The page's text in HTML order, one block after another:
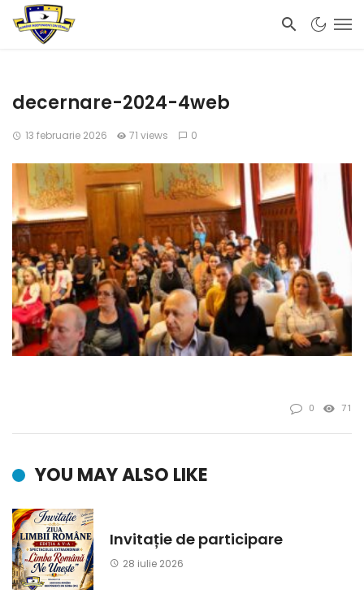
decernare-2024-4web
13 februarie 2026 71 views 0
0 71
YOU MAY ALSO LIKE
Invitație de participare
28 iulie 2026